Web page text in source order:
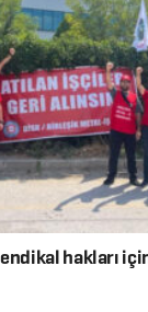
hakları